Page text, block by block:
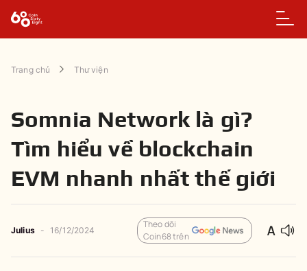
Trang chủ Thư viện
Somnia Network là gì?
Tìm hiểu về blockchain
EVM nhanh nhất thế giới
Julius - 16/12/2024
Theo dõi
Coin68 trên